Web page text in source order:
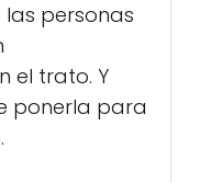
personas
el trato. Y
ponerla para